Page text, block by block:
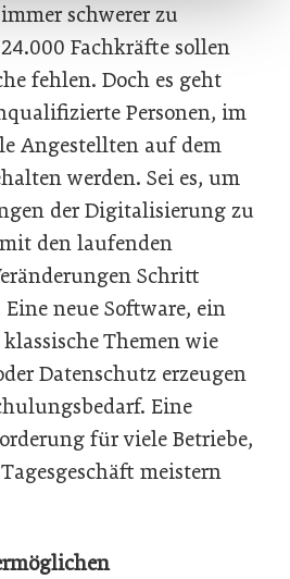
schwerer zu
Fachkräfte sollen
fehlen. Doch es geht
Personen, im
Angestellten auf dem
werden. Sei es, um
der Digitalisierung zu
den laufenden
Schritt
neue Software, ein
Themen wie
Datenschutz erzeugen
Eine
für viele Betriebe,
meistern